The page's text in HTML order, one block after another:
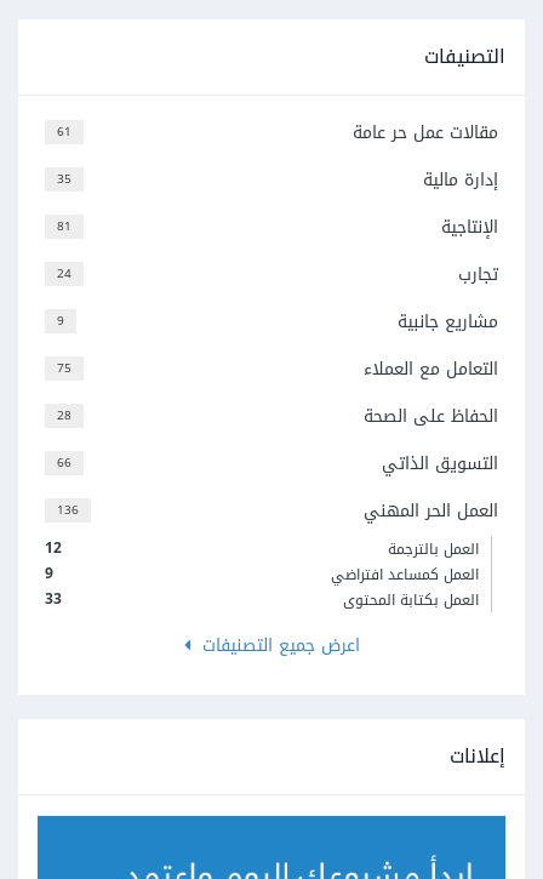
التصنيفات
61 مقالات عمل حر عامة
35 إدارة مالية
81 الإنتاجية
24 تجارب
9 مشاريع جانبية
75 التعامل مع العملاء
28 الحفاظ على الصحة
66 التسويق الذاتي
136 العمل الحر المهني
12
العمل بالترجمة
9
العمل كمساعد افتراضي
33
العمل بكتابة المحتوى
اعرض جميع التصنيفات
إعلانات